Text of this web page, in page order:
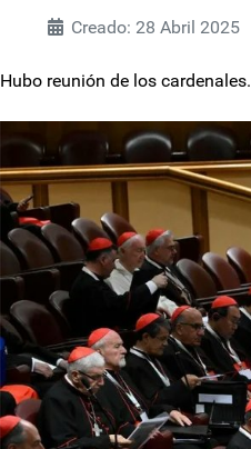
Creado: 28 Abril 2025
Hubo reunión de los cardenales.